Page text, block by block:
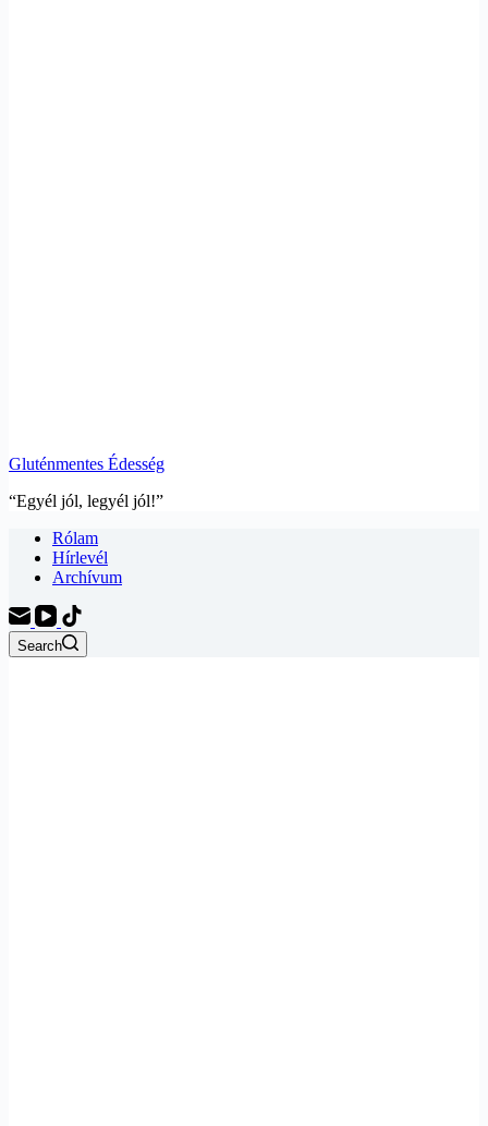
Gluténmentes Édesség
“Egyél jól, legyél jól!”
Rólam
Hírlevél
Archívum
Search